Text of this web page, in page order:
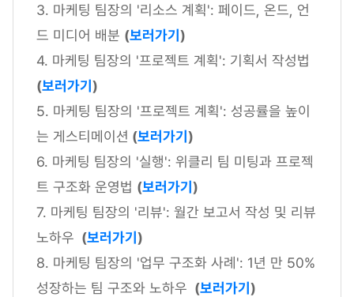
3. 마케팅 팀장의 '리소스 계획': 페이드, 온드, 언
드 미디어 배분 (보러가기)
4. 마케팅 팀장의 '프로젝트 계획': 기획서 작성법
(보러가기)
5. 마케팅 팀장의 '프로젝트 계획': 성공률을 높이
는 게스티메이션 (보러가기)
6. 마케팅 팀장의 '실행': 위클리 팀 미팅과 프로젝
트 구조화 운영법 (보러가기)
7. 마케팅 팀장의 '리뷰': 월간 보고서 작성 및 리뷰
노하우 (보러가기)
8. 마케팅 팀장의 '업무 구조화 사례': 1년 만 50%
성장하는 팀 구조와 노하우 (보러가기)